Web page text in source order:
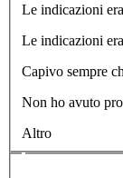
Le indicazioni
Le indicazioni
Capivo sempre
Non ho avuto
Altro